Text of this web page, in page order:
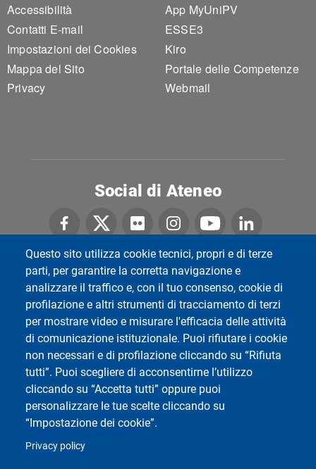
Questo sito utilizza cookie tecnici, propri e di terze
parti, per garantire la corretta navigazione e
analizzare il traffico e, con il tuo consenso, cookie di
profilazione e altri strumenti di tracciamento di terzi
per mostrare video e misurare l'efficacia delle attività
di comunicazione istituzionale. Puoi rifiutare i cookie
non necessari e di profilazione cliccando su “Rifiuta
tutti”. Puoi scegliere di acconsentirne l’utilizzo
cliccando su “Accetta tutti” oppure puoi
personalizzare le tue scelte cliccando su
“Impostazione dei cookie”.
Privacy policy
Footer 1
Accessibilità
Contatti E-mail
Impostazioni dei Cookies
Mappa del Sito
Privacy
Footer 2
App MyUniPV
ESSE3
Kiro
Portale delle Competenze
Webmail
Dipartimento di Fisica
Università degli Studi di Pavia
Via Bassi, 6 - 27100 Pavia - Italy
Social di Ateneo